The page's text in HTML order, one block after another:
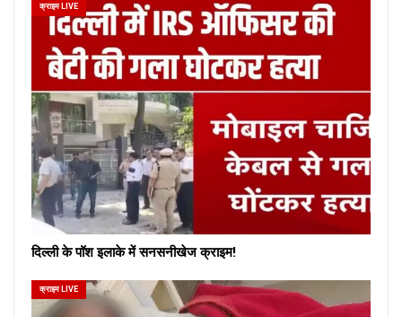
क्राइम LIVE
दिल्ली के पॉश इलाके में सनसनीखेज क्राइम!
क्राइम LIVE